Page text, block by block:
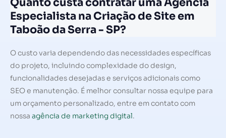
Especialista na Criação de Site em
Taboão da Serra - SP?
O custo varia dependendo das necessidades específicas
do projeto, incluindo complexidade do design,
funcionalidades desejadas e serviços adicionais como
SEO e manutenção. É melhor consultar nossa equipe para
um orçamento personalizado, entre em contato com
nossa agência de marketing digital.